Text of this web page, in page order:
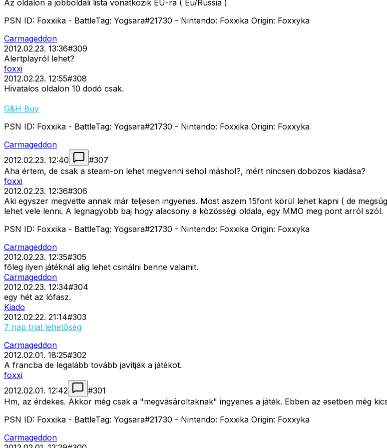
Az oldalon a jobboldali lista vonatkozik EU-ra ( Eu/Russia )
PSN ID: Foxxika - BattleTag: Yogsara#21730 - Nintendo: Foxxika Origin: Foxxyka
Carmageddon
2012.02.23. 13:36#309
Alertplayról lehet?
foxxi
2012.02.23. 12:55#308
Hivatalos oldalon 10 dodó csak.
G&H Buy
PSN ID: Foxxika - BattleTag: Yogsara#21730 - Nintendo: Foxxika Origin: Foxxyka
Carmageddon
2012.02.23. 12:40
#307
Aha értem, de csak a steam-on lehet megvenni sehol máshol?, mért nincsen dobozos kiadása?
foxxi
2012.02.23. 12:36#306
Aki egyszer megvette annak már teljesen ingyenes. Most aszem 15font körül lehet kapni ( de
lehet vele lenni. A legnagyobb baj hogy alacsony a közösségi oldala, egy MMO meg pont arról szól.
PSN ID: Foxxika - BattleTag: Yogsara#21730 - Nintendo: Foxxika Origin: Foxxyka
Carmageddon
2012.02.23. 12:35#305
fõleg ilyen játéknál alig lehet csinálni benne valamit.
Carmageddon
2012.02.23. 12:34#304
egy hét az lófasz.
Kiado
2012.02.22. 21:14#303
7 nap trial lehetõség
Carmageddon
2012.02.01. 18:25#302
A francba de legalább tovább javítják a játékot.
foxxi
2012.02.01. 12:42
#301
Hm, az érdekes. Akkor még csak a "megvásároltaknak" ingyenes a játék. Ebben az esetben még
PSN ID: Foxxika - BattleTag: Yogsara#21730 - Nintendo: Foxxika Origin: Foxxyka
Carmageddon